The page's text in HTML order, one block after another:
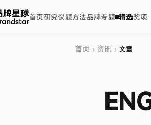
首页研究议题方法品牌专题 精选奖项
首页 › 资讯 › 文章